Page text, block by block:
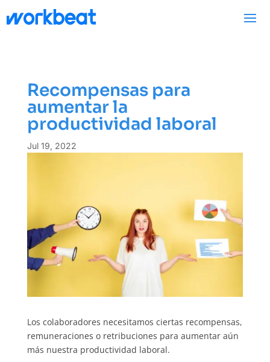
Recompensas para
aumentar la
productividad laboral
Jul 19, 2022
Los colaboradores necesitamos ciertas recompensas,
remuneraciones o retribuciones para aumentar aún
más nuestra productividad laboral.